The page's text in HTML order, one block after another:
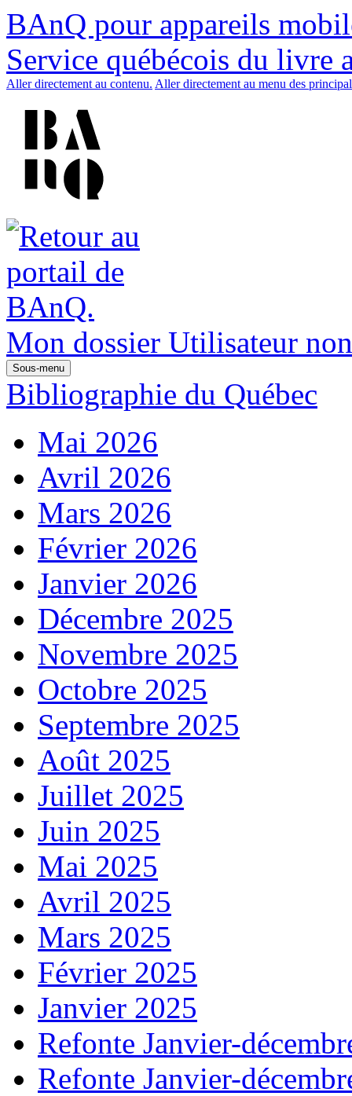
BAnQ pour appareils
Service québécois du livre
Aller directement au contenu. Aller directement au menu des
Mon dossier Utilisateur
Sous-menu
Bibliographie du Québec
Mai 2026
Avril 2026
Mars 2026
Février 2026
Janvier 2026
Décembre 2025
Novembre 2025
Octobre 2025
Septembre 2025
Août 2025
Juillet 2025
Juin 2025
Mai 2025
Avril 2025
Mars 2025
Février 2025
Janvier 2025
Refonte Janvier-
Refonte Janvier-